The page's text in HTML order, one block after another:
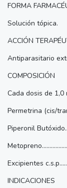
FORMA
Solución tópica.
ACCIÓN
Antiparasitario
COMPOSICIÓN
Cada dosis de 1,0
Permetrina (cis/
Piperonil
Excipientes
INDICACIONES